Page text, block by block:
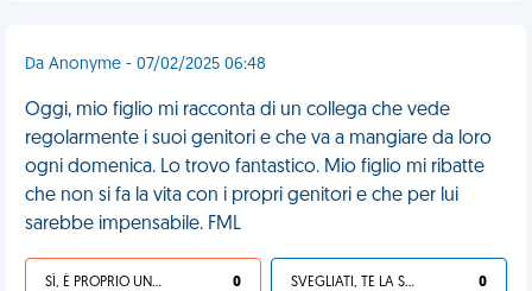
Da Anonyme - 07/02/2025 06:48
Oggi, mio figlio mi racconta di un collega che vede
regolarmente i suoi genitori e che va a mangiare da loro
ogni domenica. Lo trovo fantastico. Mio figlio mi ribatte
che non si fa la vita con i propri genitori e che per lui
sarebbe impensabile. FML
SÌ, È PROPRIO UNA VDM! 0 SVEGLIATI, TE LA SEI CERCATA! 0